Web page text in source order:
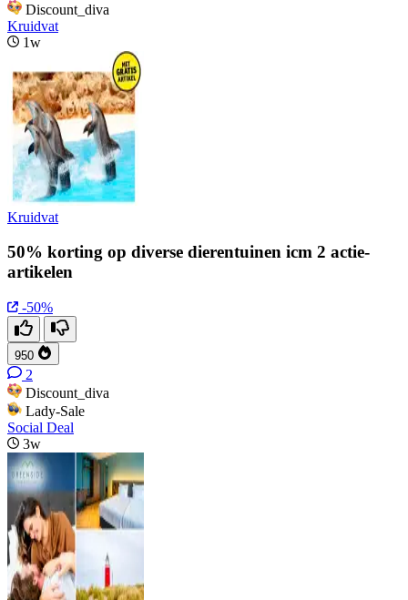
Discount_diva
Kruidvat
1w
Kruidvat
50% korting op diverse dierentuinen icm 2 actie-
artikelen
-50%
950
2
Discount_diva
Lady-Sale
Social Deal
3w